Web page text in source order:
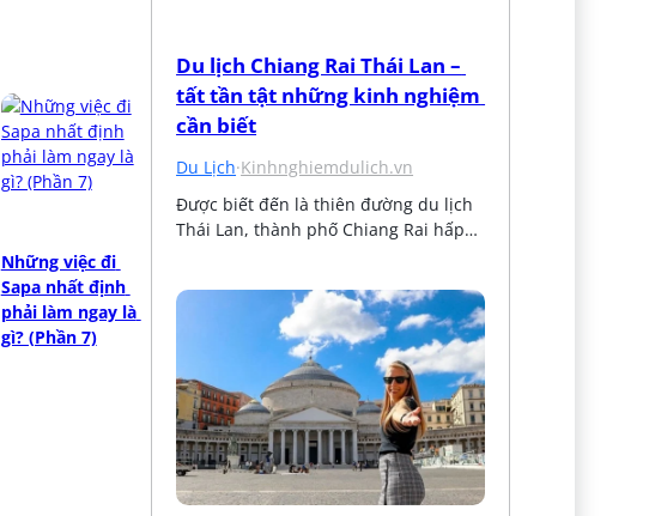
Những việc đi
Sapa nhất định
phải làm ngay là
gì? (Phần 7)
Du lịch Chiang Rai Thái Lan –
tất tần tật những kinh nghiệm
cần biết
Du Lịch·Kinhnghiemdulich.vn
Được biết đến là thiên đường du lịch
Thái Lan, thành phố Chiang Rai hấp…